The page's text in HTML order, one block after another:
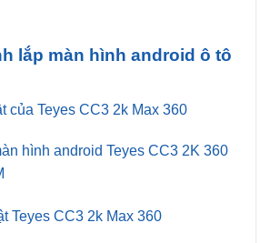
lắp màn hình android ô tô